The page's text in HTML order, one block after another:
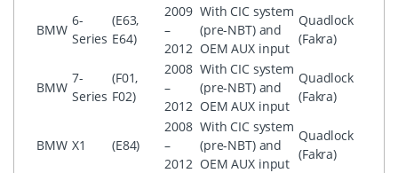
BMW
6-
Series
(E63,
E64)
2009
–
2012
With CIC system
(pre-NBT) and
OEM AUX input
Quadlock
(Fakra)
BMW
7-
Series
(F01,
F02)
2008
–
2012
With CIC system
(pre-NBT) and
OEM AUX input
Quadlock
(Fakra)
BMW X1 (E84)
2008
–
2012
With CIC system
(pre-NBT) and
OEM AUX input
Quadlock
(Fakra)